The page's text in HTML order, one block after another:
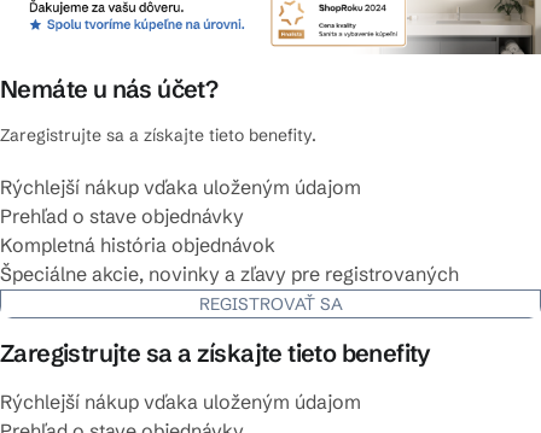
Nemáte u nás účet?
Zaregistrujte sa a získajte tieto benefity.
Rýchlejší nákup vďaka uloženým údajom
Prehľad o stave objednávky
Kompletná história objednávok
Špeciálne akcie, novinky a zľavy pre registrovaných
REGISTROVAŤ SA
Zaregistrujte sa a získajte tieto benefity
Rýchlejší nákup vďaka uloženým údajom